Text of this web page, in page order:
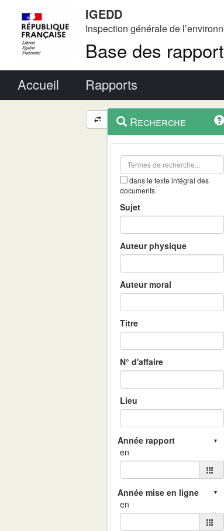
IGEDD
Inspection générale de
Base des
Accueil Rapports
Navigation
et
outils
contextuel
Recherche
dans le texte intégral des
documents
Sujet
Auteur physique
Auteur moral
Titre
N° d'affaire
Lieu
en
en